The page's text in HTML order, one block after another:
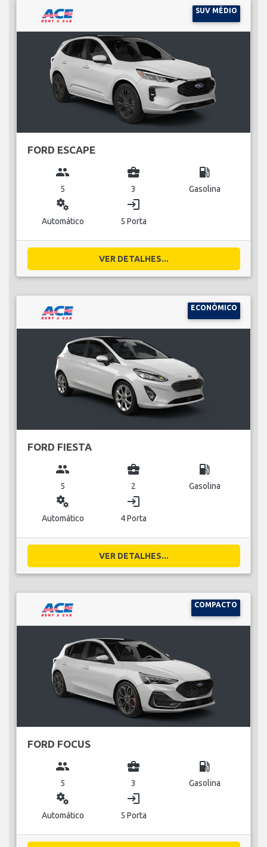
SUV MÉDIO
FORD ESCAPE
group
5
business_center
3
local_gas_station
Gasolina
miscellaneous_services
Automático
login
5 Porta
VER DETALHES...
ECONÓMICO
FORD FIESTA
group
5
business_center
2
local_gas_station
Gasolina
miscellaneous_services
Automático
login
4 Porta
VER DETALHES...
COMPACTO
FORD FOCUS
group
5
business_center
3
local_gas_station
Gasolina
miscellaneous_services
Automático
login
5 Porta